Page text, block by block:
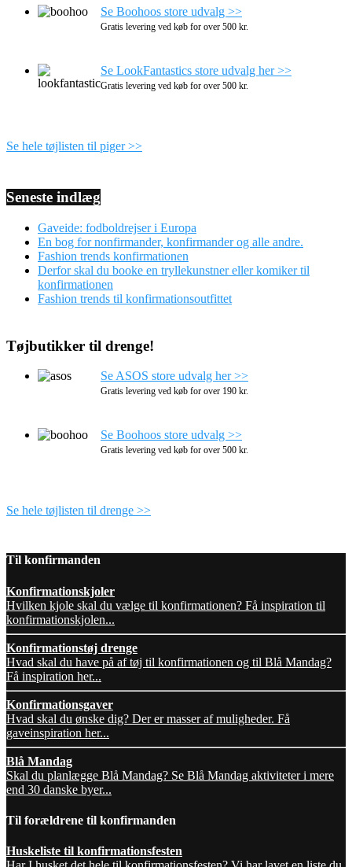
Se Boohoos store udvalg >>
Gratis levering ved køb for over 500 kr.
Se LookFantastics store udvalg her >>
Gratis levering ved køb for over 500 kr.
Se hele tøjlisten til piger >>
Seneste indlæg
Gaveide: fodboldrejser i Europa
En bog for nonfirmander, konfirmander og alle andre.
Fashion trends konfirmationen
Derfor skal du booke en tryllekunstner eller komiker til
konfirmationen
Fashion trends til konfirmationsoutfittet
Tøjbutikker til drenge!
Se ASOS store udvalg her >>
Gratis levering ved køb for over 190 kr.
Se Boohoos store udvalg >>
Gratis levering ved køb for over 500 kr.
Se hele tøjlisten til drenge >>
Til konfirmanden
Konfirmationskjoler
Hvilken kjole skal du vælge til konfirmationen? Få inspiration til
konfirmationskjolen...
Konfirmationstøj drenge
Hvad skal du have på af tøj til konfirmationen og til Blå Mandag?
Få inspiration her...
Konfirmationsgaver
Hvad skal du ønske dig? Der er masser af muligheder. Få
gaveinspiration her...
Blå Mandag
Skal du planlægge Blå Mandag? Se Blå Mandag aktiviteter i mere
end 30 danske byer...
Til forældrene til konfirmanden
Huskeliste til konfirmationsfesten